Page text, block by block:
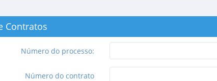
Contratos
Número do processo:
Número do contrato